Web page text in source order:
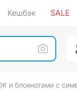
Кешбэк SALE
и блокнотами с